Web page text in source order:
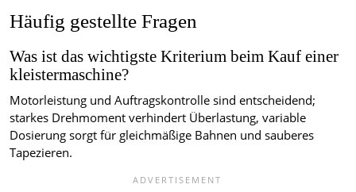
Häufig gestellte Fragen
Was ist das wichtigste Kriterium beim Kauf einer
kleistermaschine?
Motorleistung und Auftragskontrolle sind entscheidend;
starkes Drehmoment verhindert Überlastung, variable
Dosierung sorgt für gleichmäßige Bahnen und sauberes
Tapezieren.